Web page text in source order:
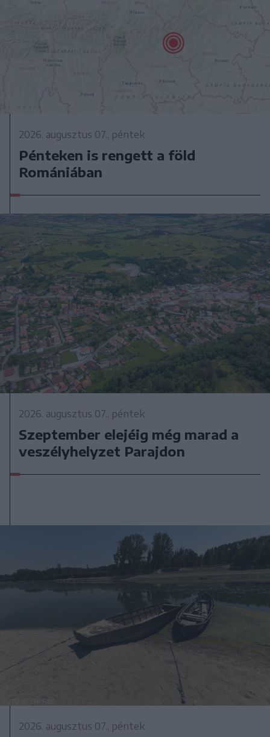
2026. augusztus 07., péntek
Pénteken is rengett a föld
Romániában
2026. augusztus 07., péntek
Szeptember elejéig még marad a
veszélyhelyzet Parajdon
2026. augusztus 07., péntek